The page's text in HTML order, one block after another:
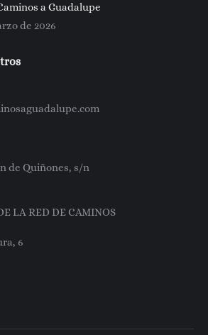
a Guadalupe
de 2026
de Quiñones, s/n
LA RED DE CAMINOS
6